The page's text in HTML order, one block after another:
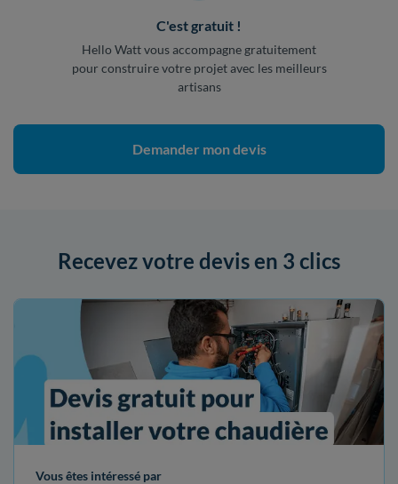
C'est gratuit !
Hello Watt vous accompagne gratuitement
pour construire votre projet avec les meilleurs
artisans
Demander mon devis
Recevez votre devis en 3 clics
Vous êtes intéressé par